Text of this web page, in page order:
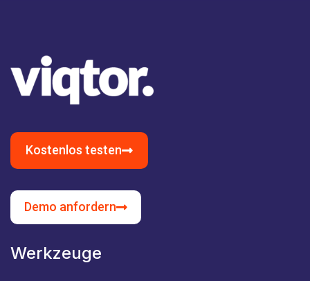
Kostenlos testen
Demo anfordern
Werkzeuge